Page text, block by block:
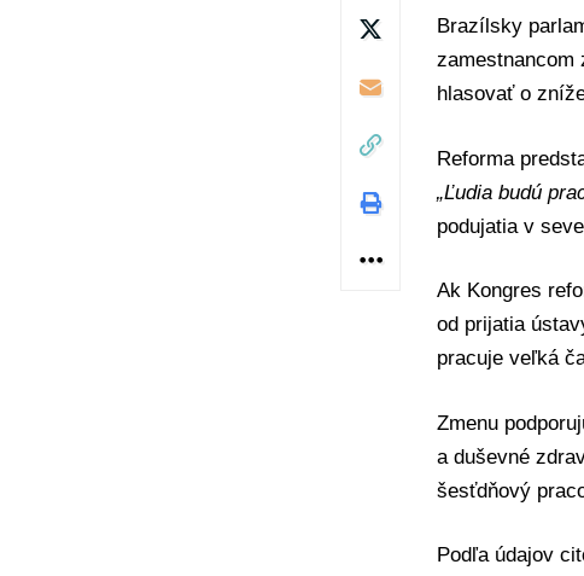
Brazílsky
zamestnancom
hlasovať o
Reforma
„Ľudia budú
podujatia v
Ak Kongres
od prijatia
pracuje veľká
Zmenu
a duševné
šesťdňový
Podľa údajov